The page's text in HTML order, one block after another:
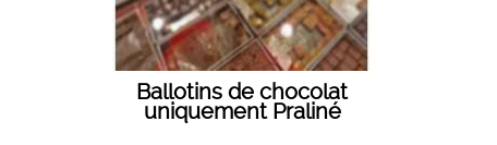
Ballotins de chocolat
uniquement Praliné